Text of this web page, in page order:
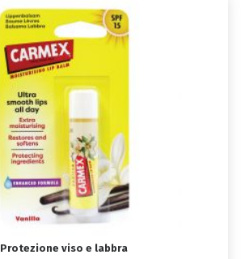
Protezione viso e labbra